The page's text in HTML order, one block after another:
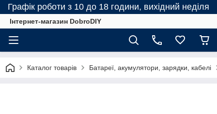
Графік роботи з 10 до 18 години, вихідний неділя
Інтернет-магазин DobroDIY
Каталог товарів Батареї, акумулятори, зарядки, кабелі